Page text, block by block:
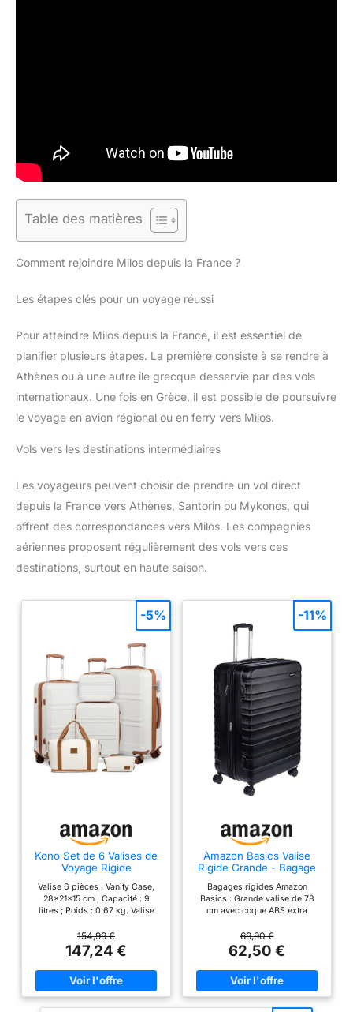
Table des matières
Comment rejoindre Milos depuis la France ?
Les étapes clés pour un voyage réussi
Pour atteindre Milos depuis la France, il est essentiel de
planifier plusieurs étapes. La première consiste à se rendre à
Athènes ou à une autre île grecque desservie par des vols
internationaux. Une fois en Grèce, il est possible de poursuivre
le voyage en avion régional ou en ferry vers Milos.
Vols vers les destinations intermédiaires
Les voyageurs peuvent choisir de prendre un vol direct
depuis la France vers Athènes, Santorin ou Mykonos, qui
offrent des correspondances vers Milos. Les compagnies
aériennes proposent régulièrement des vols vers ces
destinations, surtout en haute saison.
Kono Set de 6 Valises de
Voyage Rigide
Crème
Valise 6 pièces : Vanity Case,
28x21x15 cm ; Capacité : 9
litres ; Poids : 0.67 kg. Valise
Capacité : 38 litres ; Poids : 2.5
kg. Valise moyenne, 65x41x26
cm ; Capacité : 64 litres ; Poids
: 3.1 kg. Valise grande,
74x48x30 cm ; Capacité : 100
litres ; Poids : 4 kg. Sac de
week-end, 40x30x22 cm ;
154,99 €
147,24 €
-5%
Amazon Basics Valise
Rigide Grande - Bagage
ABS avec 4 Roulettes
Doubles Pivotantes -
Résistante aux Rayures et
32cm - Noir
Bagages rigides Amazon
Basics : Grande valise de 78
cm avec coque ABS extra
rayures ; avec 4 roulettes
doubles pivotantes pour une
mobilité optimale ; couleur :
orange brûlé. Pratique : La
conception extensible offre
jusqu’à 15 % de capacité
supplémentaire, avec des
69,90 €
62,50 €
-11%